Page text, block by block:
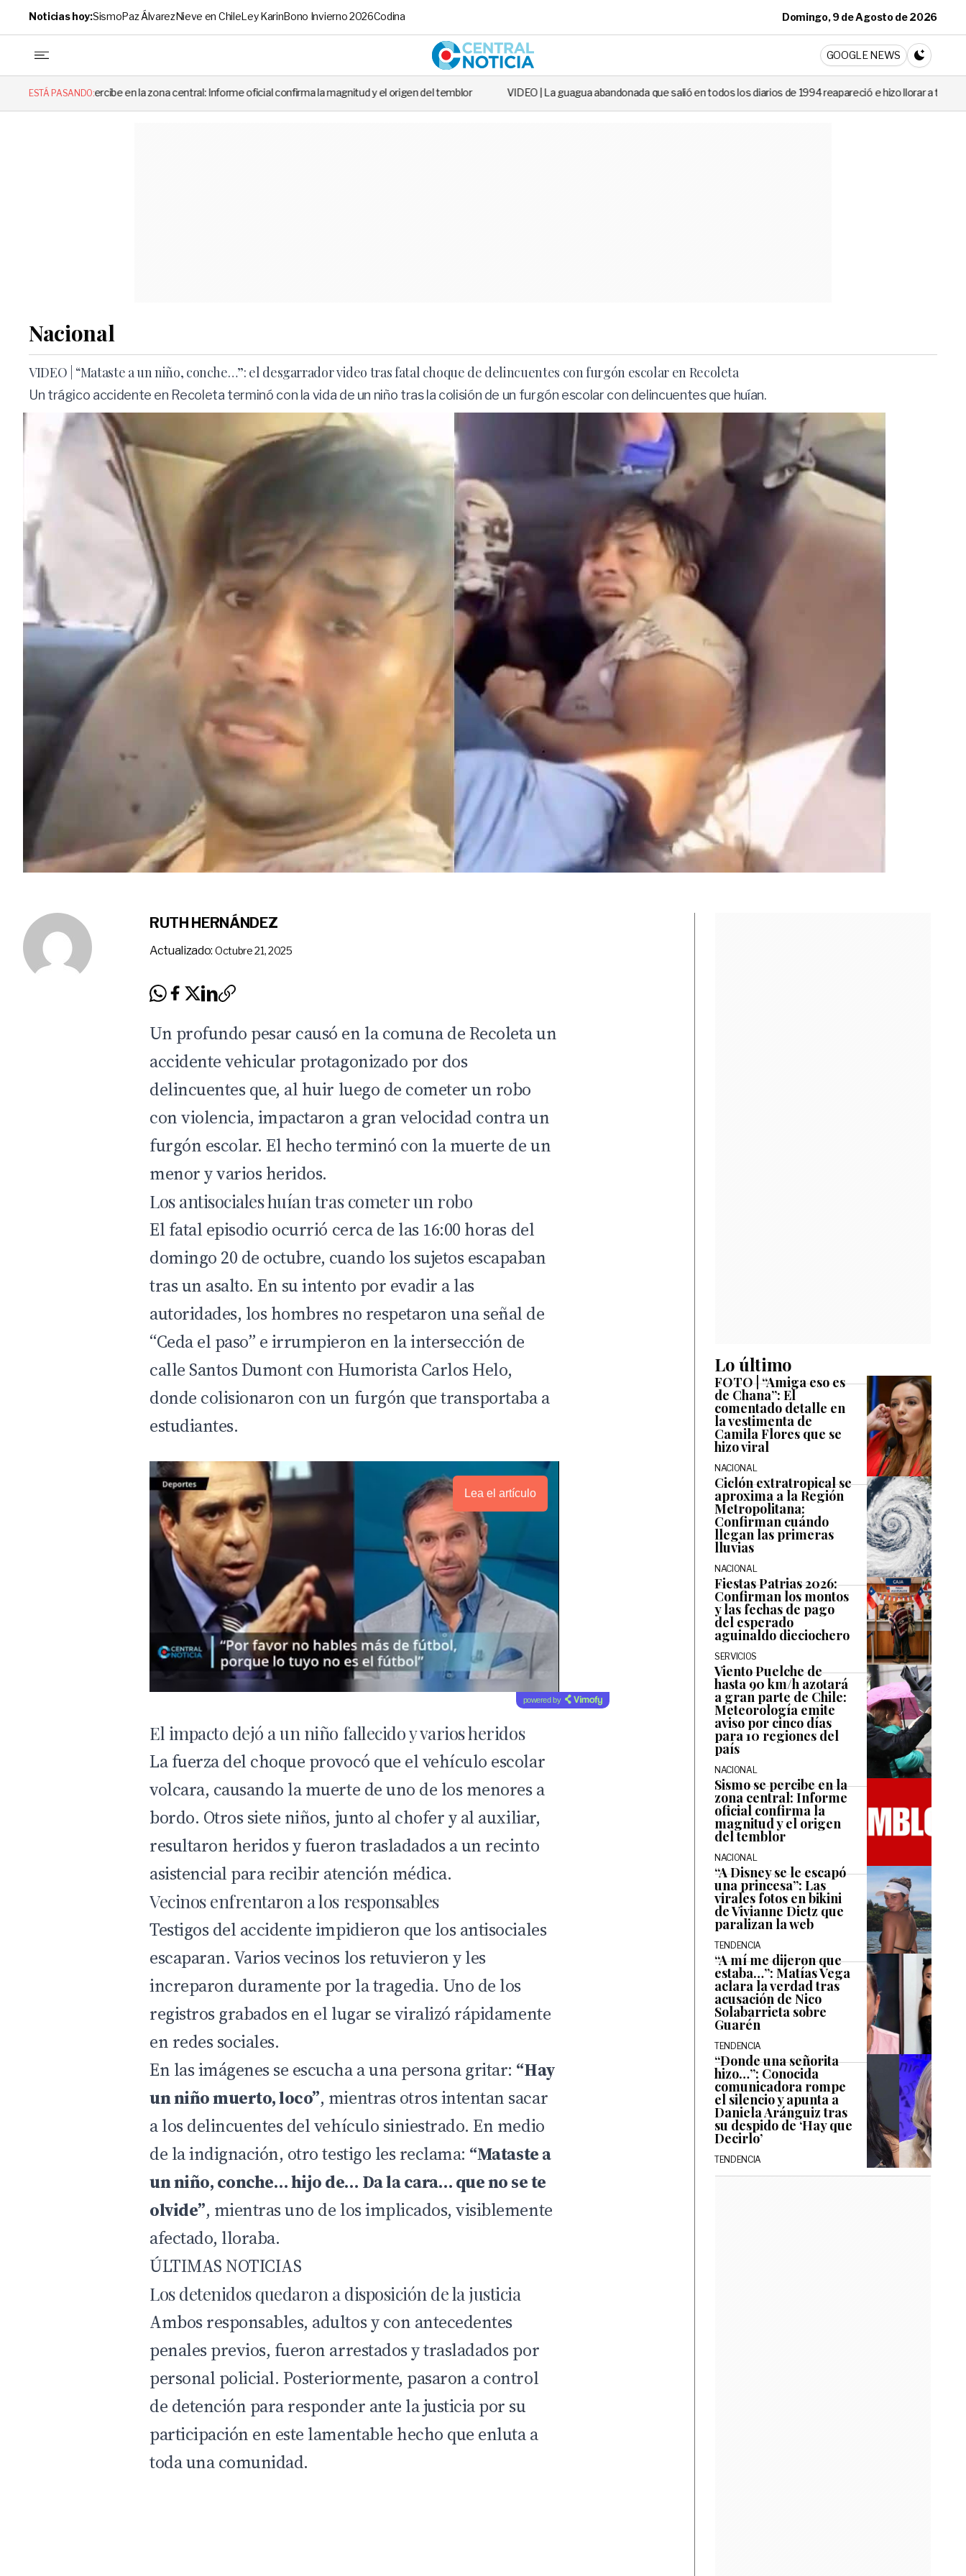
Noticias hoy:SismoPaz ÁlvarezNieve en ChileLey KarinBono Invierno 2026Codina Domingo, 9 de Agosto de 2026
Central Noticia
GOOGLE NEWS
CAMBIA A
ESTÁ PASANDO:
en la zona central: Informe oficial confirma la magnitud y el origen del temblor VIDEO | La guagua abandonada que salió en todos los diarios de 1994 reapareció e hizo llorar a todos en Canal 13
Nacional
VIDEO | “Mataste a un niño, conche…”: el desgarrador video tras fatal choque de delincuentes con furgón escolar en Recoleta
Un trágico accidente en Recoleta terminó con la vida de un niño tras la colisión de un furgón escolar con delincuentes que huían.
RUTH HERNÁNDEZ
Actualizado: Octubre 21, 2025
Un profundo pesar causó en la comuna de Recoleta un
accidente vehicular protagonizado por dos
delincuentes que, al huir luego de cometer un robo
con violencia, impactaron a gran velocidad contra un
furgón escolar. El hecho terminó con la muerte de un
menor y varios heridos.
Los antisociales huían tras cometer un robo
El fatal episodio ocurrió cerca de las 16:00 horas del
domingo 20 de octubre, cuando los sujetos escapaban
tras un asalto. En su intento por evadir a las
autoridades, los hombres no respetaron una señal de
“Ceda el paso” e irrumpieron en la intersección de
calle Santos Dumont con Humorista Carlos Helo,
donde colisionaron con un furgón que transportaba a
estudiantes.
Lea el artículo
powered by
El impacto dejó a un niño fallecido y varios heridos
La fuerza del choque provocó que el vehículo escolar
volcara, causando la muerte de uno de los menores a
bordo. Otros siete niños, junto al chofer y al auxiliar,
resultaron heridos y fueron trasladados a un recinto
asistencial para recibir atención médica.
Vecinos enfrentaron a los responsables
Testigos del accidente impidieron que los antisociales
escaparan. Varios vecinos los retuvieron y les
increparon duramente por la tragedia. Uno de los
registros grabados en el lugar se viralizó rápidamente
en redes sociales.
En las imágenes se escucha a una persona gritar: “Hay
un niño muerto, loco”, mientras otros intentan sacar
a los delincuentes del vehículo siniestrado. En medio
de la indignación, otro testigo les reclama: “Mataste a
un niño, conche… hijo de… Da la cara… que no se te
olvide”, mientras uno de los implicados, visiblemente
afectado, lloraba.
ÚLTIMAS NOTICIAS
Los detenidos quedaron a disposición de la justicia
Ambos responsables, adultos y con antecedentes
penales previos, fueron arrestados y trasladados por
personal policial. Posteriormente, pasaron a control
de detención para responder ante la justicia por su
participación en este lamentable hecho que enluta a
toda una comunidad.
Lo último
FOTO | “Amiga eso es
de Chana”: El
comentado detalle en
la vestimenta de
Camila Flores que se
hizo viral
NACIONAL
Ciclón extratropical se
aproxima a la Región
Metropolitana:
Confirman cuándo
llegan las primeras
lluvias
NACIONAL
Fiestas Patrias 2026:
Confirman los montos
y las fechas de pago
del esperado
aguinaldo dieciochero
SERVICIOS
Viento Puelche de
hasta 90 km/h azotará
a gran parte de Chile:
Meteorología emite
aviso por cinco días
para 10 regiones del
país
NACIONAL
Sismo se percibe en la
zona central: Informe
oficial confirma la
magnitud y el origen
del temblor
NACIONAL
“A Disney se le escapó
una princesa”: Las
virales fotos en bikini
de Vivianne Dietz que
paralizan la web
TENDENCIA
“A mí me dijeron que
estaba…”: Matías Vega
aclara la verdad tras
acusación de Nico
Solabarrieta sobre
Guarén
TENDENCIA
“Donde una señorita
hizo…”: Conocida
comunicadora rompe
el silencio y apunta a
Daniela Aránguiz tras
su despido de ‘Hay que
Decirlo’
TENDENCIA